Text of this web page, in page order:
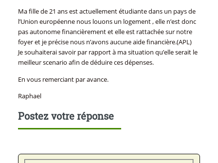
Ma fille de 21 ans est actuellement étudiante dans un pays de
l’Union européenne nous louons un logement , elle n’est donc
pas autonome financièrement et elle est rattachée sur notre
foyer et je précise nous n’avons aucune aide financière.(APL)
Je souhaiterai savoir par rapport à ma situation qu’elle serait le
meilleur scenario afin de déduire ces dépenses.
En vous remerciant par avance.
Raphael
Postez votre réponse